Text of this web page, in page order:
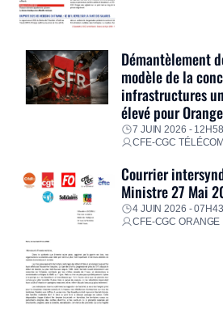
Démantèlement
modèle de la
infrastructures
élevé pour Orange
7 JUIN 2026 - 12H58
CFE-CGC
Courrier
Ministre 27 Mai
4 JUIN 2026 - 07H43
CFE-CGC ORANGE